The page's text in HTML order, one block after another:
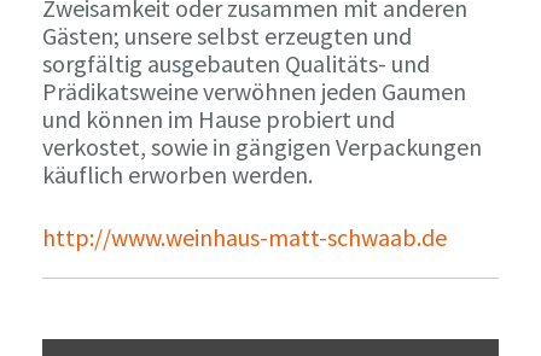
Zweisamkeit oder zusammen mit anderen
Gästen; unsere selbst erzeugten und
sorgfältig ausgebauten Qualitäts- und
Prädikatsweine verwöhnen jeden Gaumen
und können im Hause probiert und
verkostet, sowie in gängigen Verpackungen
käuflich erworben werden.
http://www.weinhaus-matt-schwaab.de